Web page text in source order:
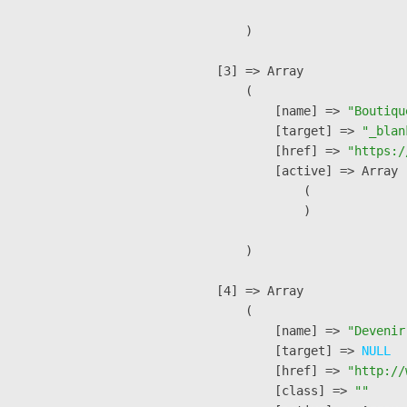
        )
    [3] => Array
        (
            [name] =>
            [target] =>
            [href] =>
"https://
            [active] => Array
                (
                )
        )
    [4] => Array
        (
            [name] =>
"Devenir
            [target] =>
NULL
            [href] =>
"http://
            [class] =>
""